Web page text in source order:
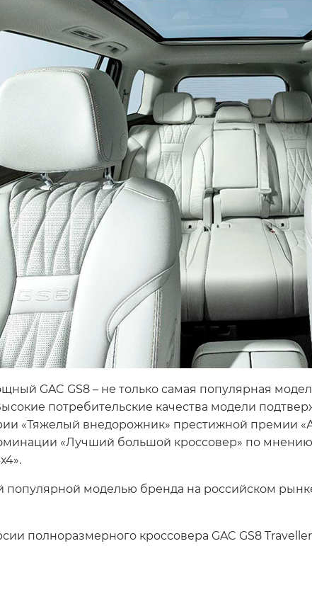
GAC GS8 – не только самая популярная
потребительские качества модели
«Тяжелый внедорожник» престижной премии
«Лучший большой кроссовер» по
популярной моделью бренда на российском
полноразмерного кроссовера GAC GS8